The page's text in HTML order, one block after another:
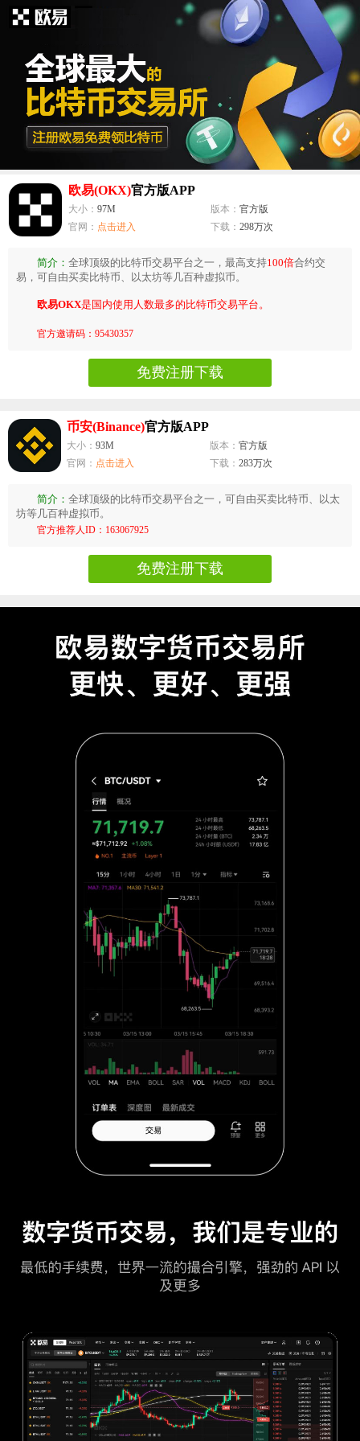
欧易(OKX)官方版APP
大小： 97M 版本： 官方版
官网： 点击进入 下载： 298万次
简介： 全球顶级的比特币交易平台之一，最高支持100倍合约交
易，可自由买卖比特币、以太坊等几百种虚拟币。
欧易OKX是国内使用人数最多的比特币交易平台。
官方邀请码：95430357
免费注册下载
币安(Binance)官方版APP
大小： 93M 版本： 官方版
官网： 点击进入 下载： 283万次
简介： 全球顶级的比特币交易平台之一，可自由买卖比特币、以太
坊等几百种虚拟币。
官方推荐人ID：163067925
免费注册下载